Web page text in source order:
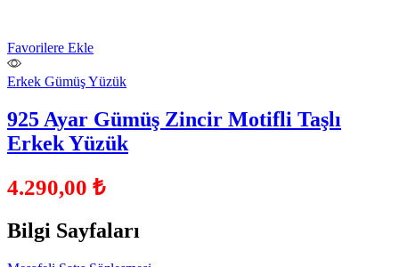
Favorilere Ekle
Erkek Gümüş Yüzük
925 Ayar Gümüş Zincir Motifli Taşlı
Erkek Yüzük
4.290,00 ₺
Bilgi Sayfaları